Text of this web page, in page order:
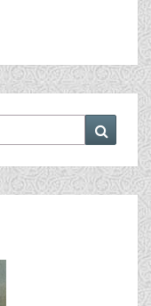
Поиск